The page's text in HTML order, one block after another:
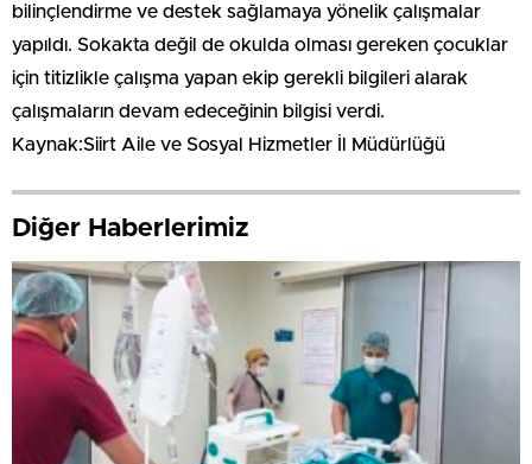
bilinçlendirme ve destek sağlamaya yönelik çalışmalar
yapıldı. Sokakta değil de okulda olması gereken çocuklar
için titizlikle çalışma yapan ekip gerekli bilgileri alarak
çalışmaların devam edeceğinin bilgisi verdi.
Kaynak:Siirt Aile ve Sosyal Hizmetler İl Müdürlüğü
Diğer Haberlerimiz